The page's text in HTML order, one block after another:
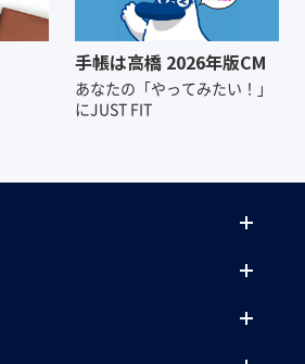
手帳は高橋 2026年版CM
あなたの「やってみたい！」
にJUST FIT